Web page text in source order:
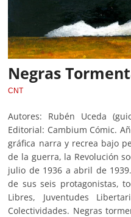
Negras
CNT
Autores: Rubén Uceda
Editorial: Cambium Cómic.
gráfica narra y recrea bajo
de la guerra, la Revolución
julio de 1936 a abril de
de sus seis protagonistas,
Libres, Juventudes
Colectividades. Negras